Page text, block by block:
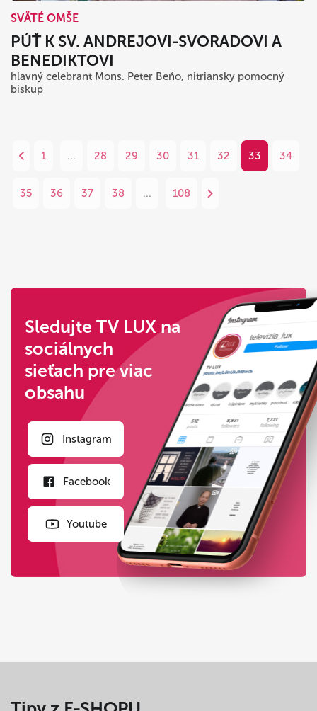
SVÄTÉ OMŠE
PÚŤ K SV. ANDREJOVI-SVORADOVI A
BENEDIKTOVI
hlavný celebrant Mons. Peter Beňo, nitriansky pomocný
biskup
1 ... 28 29 30 31 32 33 34
35 36 37 38 ... 108
Sledujte TV LUX na
sociálnych
sieťach pre viac
obsahu
Instagram
Facebook
Youtube